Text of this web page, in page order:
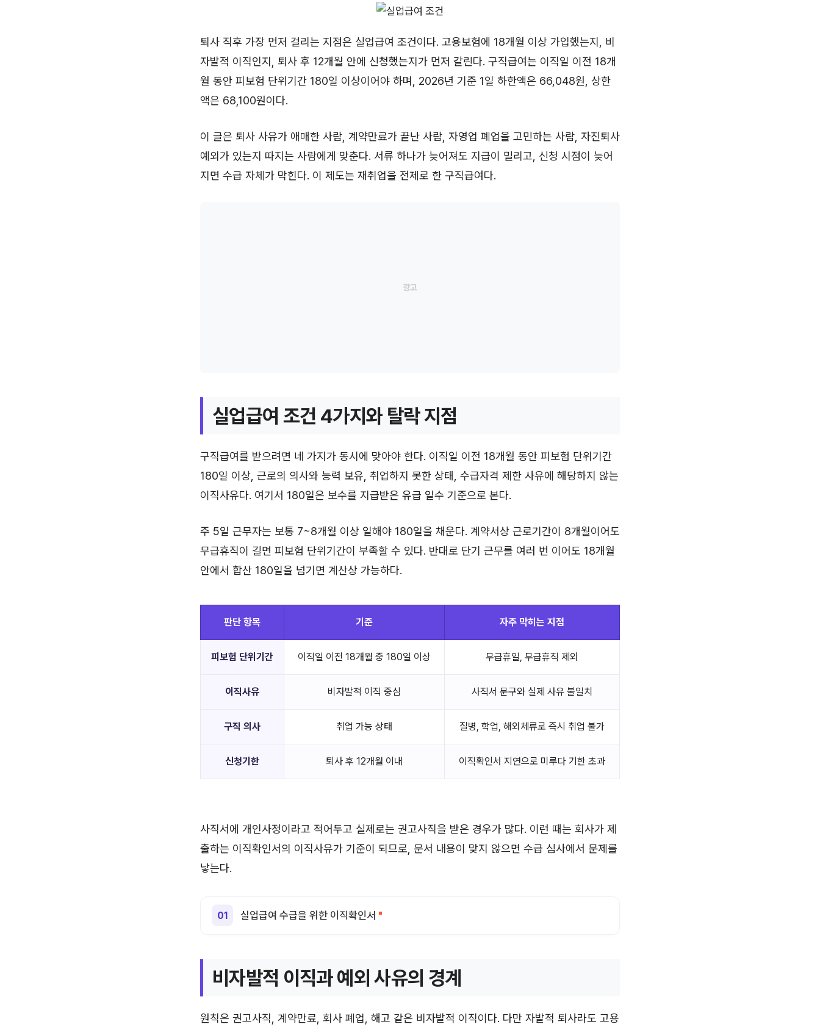
퇴사 직후 가장 먼저 걸리는 지점은 실업급여 조건이다. 고용보험에 18개월 이상 가입했는지, 비
자발적 이직인지, 퇴사 후 12개월 안에 신청했는지가 먼저 갈린다. 구직급여는 이직일 이전 18개
월 동안 피보험 단위기간 180일 이상이어야 하며, 2026년 기준 1일 하한액은 66,048원, 상한
액은 68,100원이다.
이 글은 퇴사 사유가 애매한 사람, 계약만료가 끝난 사람, 자영업 폐업을 고민하는 사람, 자진퇴사
예외가 있는지 따지는 사람에게 맞춘다. 서류 하나가 늦어져도 지급이 밀리고, 신청 시점이 늦어
지면 수급 자체가 막힌다. 이 제도는 재취업을 전제로 한 구직급여다.
실업급여 조건 4가지와 탈락 지점
구직급여를 받으려면 네 가지가 동시에 맞아야 한다. 이직일 이전 18개월 동안 피보험 단위기간
180일 이상, 근로의 의사와 능력 보유, 취업하지 못한 상태, 수급자격 제한 사유에 해당하지 않는
이직사유다. 여기서 180일은 보수를 지급받은 유급 일수 기준으로 본다.
주 5일 근무자는 보통 7~8개월 이상 일해야 180일을 채운다. 계약서상 근로기간이 8개월이어도
무급휴직이 길면 피보험 단위기간이 부족할 수 있다. 반대로 단기 근무를 여러 번 이어도 18개월
안에서 합산 180일을 넘기면 계산상 가능하다.
판단 항목 기준 자주 막히는 지점
피보험 단위기간 이직일 이전 18개월 중 180일 이상 무급휴일, 무급휴직 제외
이직사유 비자발적 이직 중심 사직서 문구와 실제 사유 불일치
구직 의사 취업 가능 상태 질병, 학업, 해외체류로 즉시 취업 불가
신청기한 퇴사 후 12개월 이내 이직확인서 지연으로 미루다 기한 초과
사직서에 개인사정이라고 적어두고 실제로는 권고사직을 받은 경우가 많다. 이런 때는 회사가 제
출하는 이직확인서의 이직사유가 기준이 되므로, 문서 내용이 맞지 않으면 수급 심사에서 문제를
낳는다.
실업급여 수급을 위한 이직확인서
비자발적 이직과 예외 사유의 경계
원칙은 권고사직, 계약만료, 회사 폐업, 해고 같은 비자발적 이직이다. 다만 자발적 퇴사라도 고용